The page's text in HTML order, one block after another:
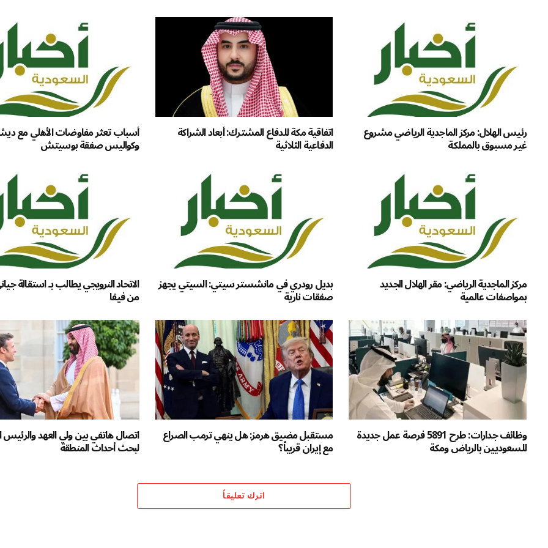
رئيس الهلال: مركز الماجدية الرياضي مشروع
غير مسبوق بالمملكة
اتفاقية مكة للدفاع المشترك: أبعاد الشراكة
الدفاعية الثلاثية
أسباب تعثر مفاوضات الأهلي مع
وكواليس صفقة بوسيتش
مركز الماجدية الرياضي: مقر الهلال الجديد
بمواصفات عالمية
بديل رودري في مانشستر سيتي: السيتي يجهز
صفقات نارية
الاتحاد النرويجي يطالب بـ استقالة
من فيفا
وظائف جدارات: طرح 5891 فرصة عمل جديدة
للسعوديين بالرياض ومكة
مستقبل مضيق هرمز: هل ينهي ترمب الصراع
مع إيران قريباً؟
اتصال هاتفي بين ولي العهد
لبحث أحداث المنطقة
اترك تعليقاً